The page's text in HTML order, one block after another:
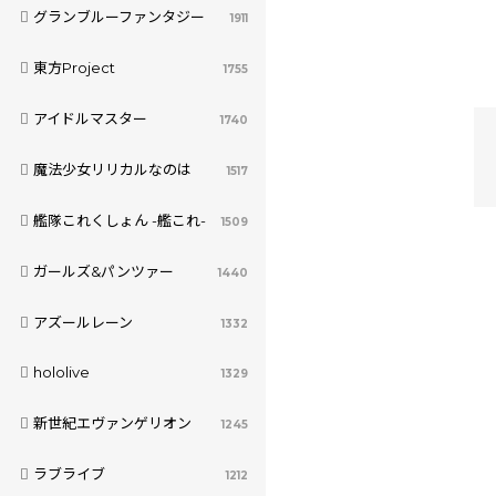
グランブルーファンタジー 1911
東方Project 1755
アイドルマスター 1740
魔法少女リリカルなのは 1517
艦隊これくしょん -艦これ- 1509
ガールズ&パンツァー 1440
アズールレーン 1332
hololive 1329
新世紀エヴァンゲリオン 1245
ラブライブ 1212